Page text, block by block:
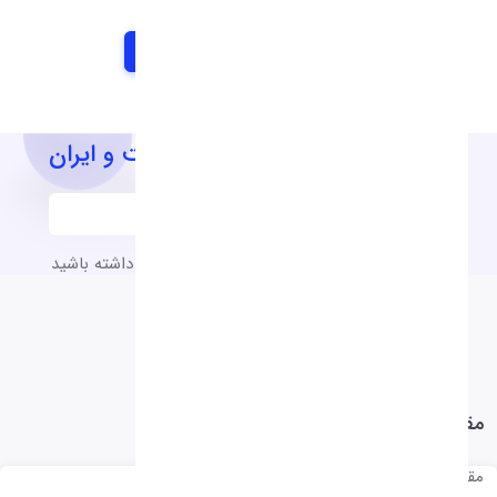
آخرین اخبار و اطلاعیه های شرکت و ایران
به آخرین اخبار و اطلاعیه های شرکت دسترسی داشته باشید
مقالات
مقالات